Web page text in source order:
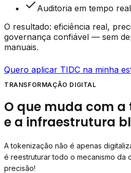
Auditoria em tempo real
O resultado: eficiência real,
governança confiável — sem
manuais.
Quero aplicar TIDC na minha
TRANSFORMAÇÃO DIGITAL
O que muda com
e a infraestrutura
A tokenização não é apenas
é reestruturar todo o mecanismo da
precisão!